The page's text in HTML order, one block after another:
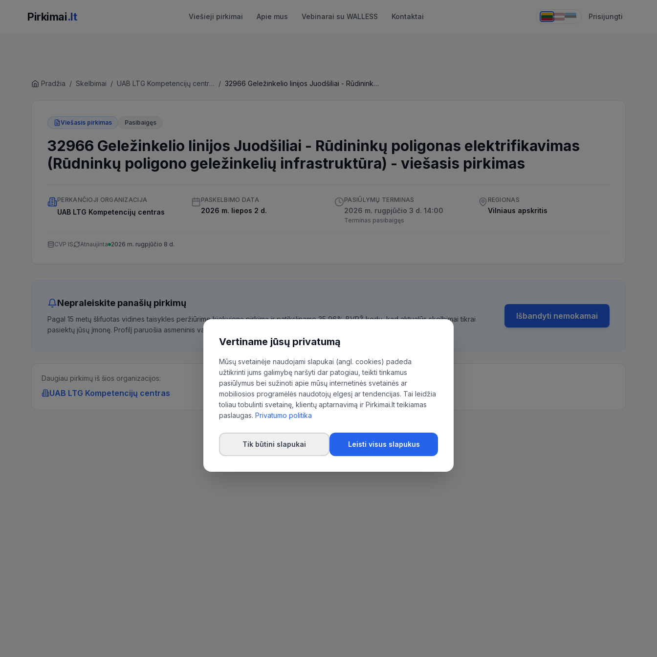
Pirkimai.lt Viešieji pirkimai Apie mus Vebinarai su WALLESS Kontaktai Prisijungti
Pradžia / Skelbimai / UAB LTG Kompetencijų centras / 32966 Geležinkelio linijos Juodšiliai - Rūdininkų poligonas elektrifikavimas (Rūdninkų poligono geležinkelių infrastruktūra)
Viešasis pirkimas Pasibaigęs
32966 Geležinkelio linijos Juodšiliai - Rūdininkų poligonas elektrifikavimas
(Rūdninkų poligono geležinkelių infrastruktūra) - viešasis pirkimas
PERKANČIOJI ORGANIZACIJA
UAB LTG Kompetencijų centras
PASKELBIMO DATA
2026 m. liepos 2 d.
PASIŪLYMŲ TERMINAS
2026 m. rugpjūčio 3 d. 14:00
Terminas pasibaigęs
REGIONAS
Vilniaus apskritis
CVP IS Atnaujinta 2026 m. rugpjūčio 8 d.
Nepraleiskite panašių pirkimų
Pagal 15 metų šlifuotas vidines taisykles peržiūrime kiekvieną pirkimą ir patiksliname 35,96% BVPŽ kodų, kad aktualūs skelbimai tikrai
pasiektų jūsų įmonę. Profilį paruošia asmeninis vadybininkas.
Išbandyti nemokamai
Daugiau pirkimų iš šios organizacijos:
UAB LTG Kompetencijų centras
Vertiname jūsų privatumą
Mūsų svetainėje naudojami slapukai (angl. cookies) padeda
užtikrinti jums galimybę naršyti dar patogiau, teikti tinkamus
pasiūlymus bei sužinoti apie mūsų internetinės svetainės ar
mobiliosios programėlės naudotojų elgesį ar tendencijas. Tai leidžia
toliau tobulinti svetainę, klientų aptarnavimą ir Pirkimai.lt teikiamas
paslaugas. Privatumo politika
Tik būtini slapukai Leisti visus slapukus